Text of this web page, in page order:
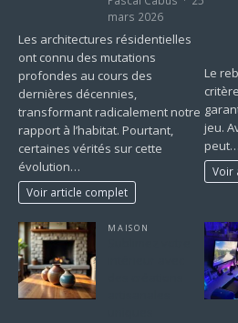
mars 2026
Les architectures résidentielles
ont connu des mutations
profondes au cours des
dernières décennies,
transformant radicalement notre
rapport à l’habitat. Pourtant,
certaines vérités sur cette
évolution…
Voir article complet
Le
jeu.
peut…
Voir
MAISON